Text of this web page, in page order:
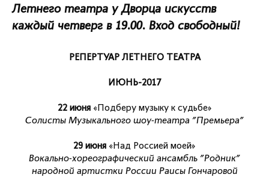
Летнего театра у Дворца искусств
каждый четверг в 19.00. Вход свободный!
РЕПЕРТУАР ЛЕТНЕГО ТЕАТРА
ИЮНЬ-2017
22 июня«Подберу музыку к судьбе»
Солисты Музыкального шоу-театра "Премьера"
29 июня «Над Россией моей»
Вокально-хореографический ансамбль "Родник"
народной артистки России Раисы Гончаровой